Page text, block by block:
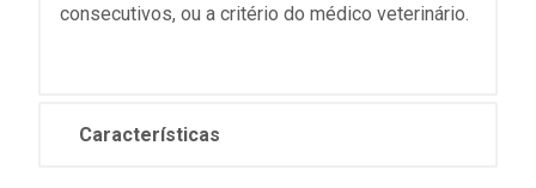
consecutivos, ou a critério do médico veterinário.
Características